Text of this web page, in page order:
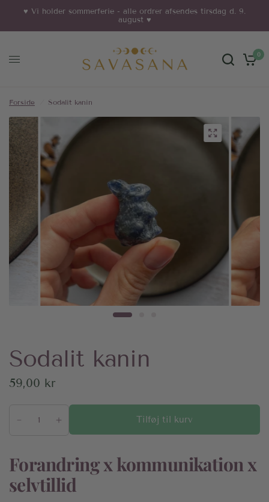
♥︎ Vi holder sommerferie - alle ordrer afsendes tirsdag d. 9.
august ♥︎
0
Forside Sodalit kanin
Sodalit kanin
59,00 kr
Tilføj til kurv
Forandring x kommunikation x
selvtillid